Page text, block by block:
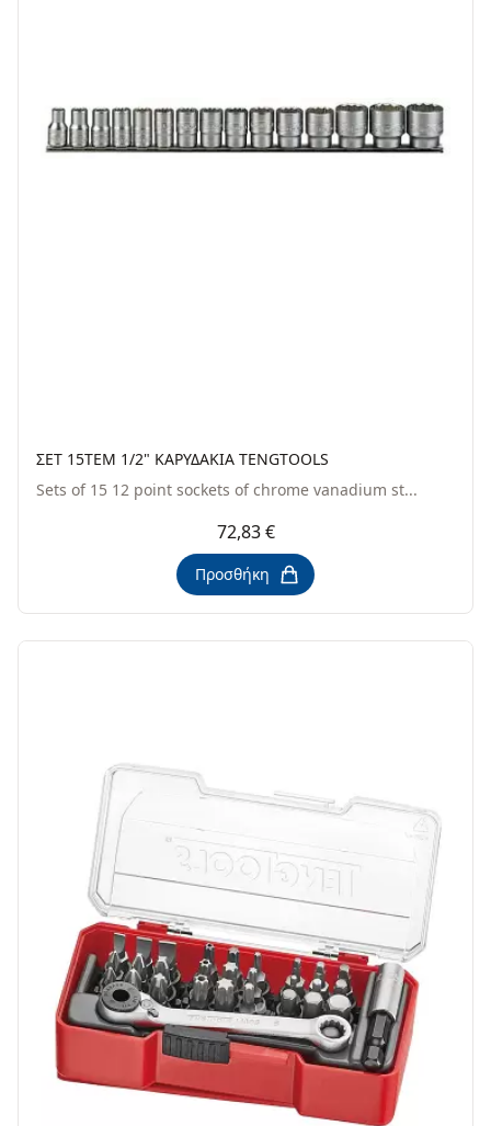
ΣΕΤ 15TEM 1/2" ΚΑΡΥΔΑΚΙΑ TENGTOOLS
Sets of 15 12 point sockets of chrome vanadium st...
72,83 €
Προσθήκη